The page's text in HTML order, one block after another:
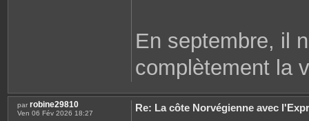
En septembre, il
complètement la
par robine29810
Ven 06 Fév 2026 18:27
Re: La côte Norvégienne avec